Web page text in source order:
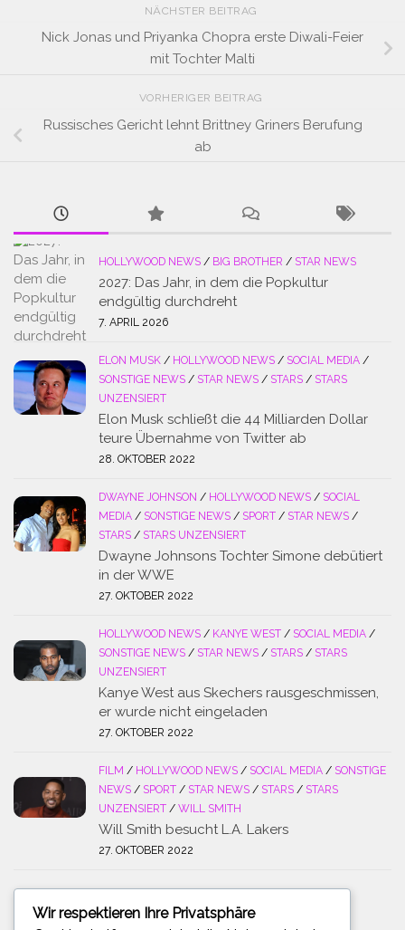
NÄCHSTER BEITRAG
Nick Jonas und Priyanka Chopra erste Diwali-Feier
mit Tochter Malti
VORHERIGER BEITRAG
Russisches Gericht lehnt Brittney Griners Berufung
ab
HOLLYWOOD NEWS / BIG BROTHER / STAR NEWS
2027: Das Jahr, in dem die Popkultur
endgültig durchdreht
7. APRIL 2026
ELON MUSK / HOLLYWOOD NEWS / SOCIAL MEDIA /
SONSTIGE NEWS / STAR NEWS / STARS / STARS
UNZENSIERT
Elon Musk schließt die 44 Milliarden Dollar
teure Übernahme von Twitter ab
28. OKTOBER 2022
DWAYNE JOHNSON / HOLLYWOOD NEWS / SOCIAL
MEDIA / SONSTIGE NEWS / SPORT / STAR NEWS /
STARS / STARS UNZENSIERT
Dwayne Johnsons Tochter Simone debütiert
in der WWE
27. OKTOBER 2022
HOLLYWOOD NEWS / KANYE WEST / SOCIAL MEDIA /
SONSTIGE NEWS / STAR NEWS / STARS / STARS
UNZENSIERT
Kanye West aus Skechers rausgeschmissen,
er wurde nicht eingeladen
27. OKTOBER 2022
FILM / HOLLYWOOD NEWS / SOCIAL MEDIA / SONSTIGE
NEWS / SPORT / STAR NEWS / STARS / STARS
UNZENSIERT / WILL SMITH
Will Smith besucht L.A. Lakers
27. OKTOBER 2022
SUCHE
Wir respektieren Ihre Privatsphäre